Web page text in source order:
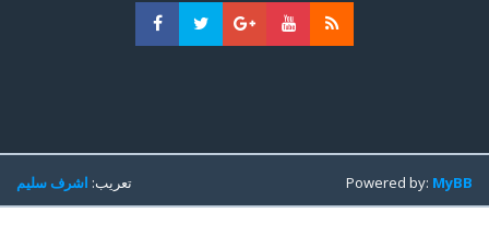
تعريب:اشرف سليم Powered by:MyBB